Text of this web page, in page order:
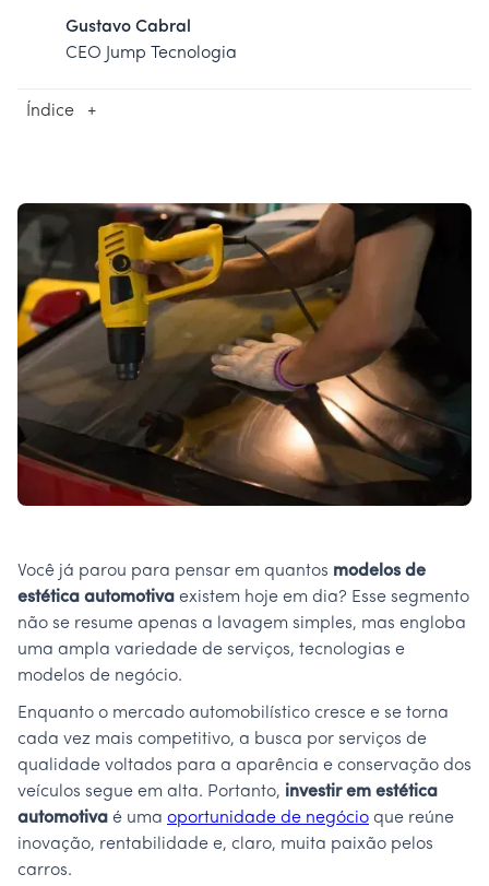
Gustavo Cabral
CEO Jump Tecnologia
Índice +
Você já parou para pensar em quantos modelos de
estética automotiva existem hoje em dia? Esse segmento
não se resume apenas a lavagem simples, mas engloba
uma ampla variedade de serviços, tecnologias e
modelos de negócio.
Enquanto o mercado automobilístico cresce e se torna
cada vez mais competitivo, a busca por serviços de
qualidade voltados para a aparência e conservação dos
veículos segue em alta. Portanto, investir em estética
automotiva é uma oportunidade de negócio que reúne
inovação, rentabilidade e, claro, muita paixão pelos
carros.